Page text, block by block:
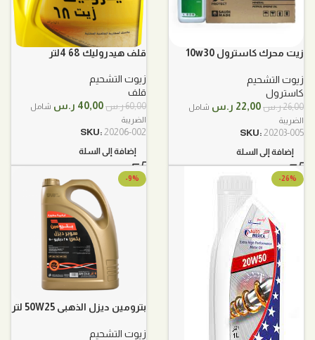
زيت محرك كاسترول 10w30
زيوت التشحيم
كاسترول
26,00ر.س السعر
هو:
22,00 ر.س السعر
شامل
الضريبة
SKU: 20203-005
إضافة إلى السلة
قلف هيدروليك 68 4لتر
زيوت التشحيم
قلف
60,00ر.س السعر
هو:
40,00 ر.س السعر
شامل
الضريبة
SKU: 20206-002
إضافة إلى السلة
-26%
-9%
بترومين ديزل الذهبي 50W25 لتر
زيوت التشحيم